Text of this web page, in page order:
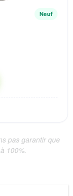
Neuf
pas garantir que
100%.